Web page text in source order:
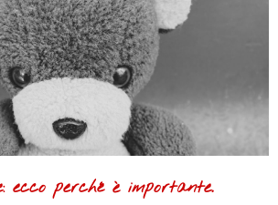
ecco perché è importante.